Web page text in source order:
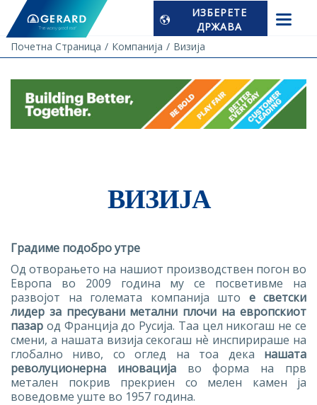
ИЗБЕРЕТЕ
ДРЖАВА
Почетна Страница
Компанија Визија
ВИЗИЈА
Градиме подобро утре
Од отворањето на нашиот производствен погон во
Европа во 2009 година му се посветивме на
развојот на големата компанија што е светски
лидер за пресувани метални плочи на европскиот
пазар од Франција до Русија. Таа цел никогаш не се
смени, а нашата визија секогаш нѐ инспирираше на
глобално ниво, со оглед на тоа дека нашата
револуционерна иновација во форма на прв
метален покрив прекриен со мелен камен ја
воведовме уште во 1957 година.